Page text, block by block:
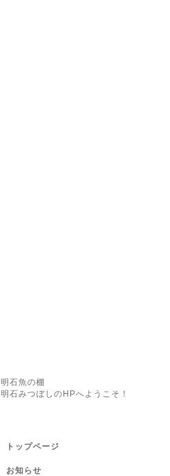
明石魚の棚
明石みつぼしのHPへようこそ！
トップページ
お知らせ